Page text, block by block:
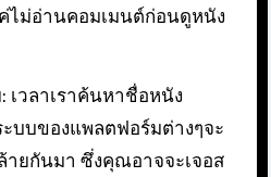
ไม่อ่านคอมเมนต์ก่อนดูหนัง
เวลาเราค้นหาชื่อหนัง
บบของแพลตฟอร์มต่างๆจะ
ายกันมา ซึ่งคุณอาจจะเจอส